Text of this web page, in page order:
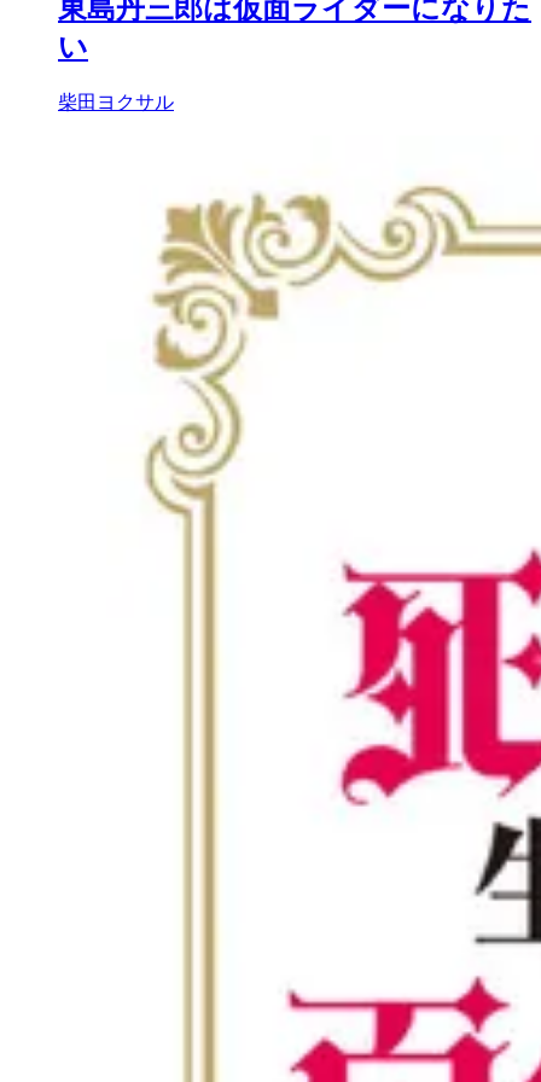
東島丹三郎は仮面ライダーになりた
い
柴田ヨクサル